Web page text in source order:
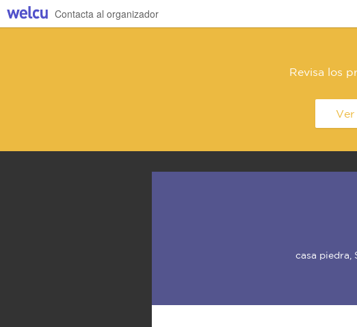
Contacta al organizador
Revisa los
Ver
casa piedra,